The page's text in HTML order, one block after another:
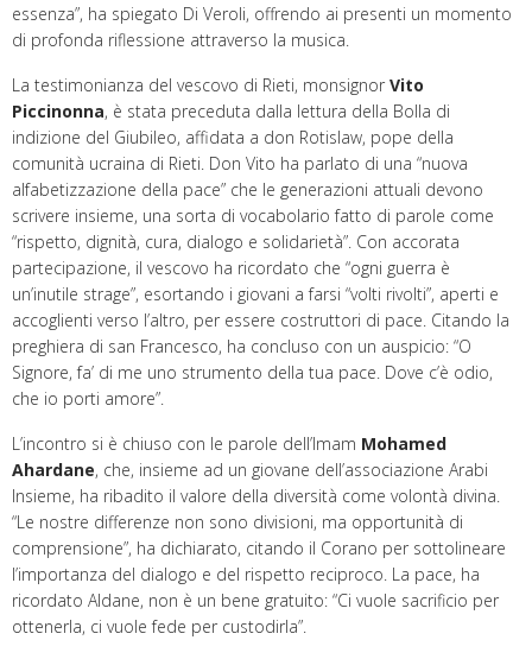
essenza”, ha spiegato Di Veroli, offrendo ai presenti un momento
di profonda riflessione attraverso la musica.
La testimonianza del vescovo di Rieti, monsignor Vito
Piccinonna, è stata preceduta dalla lettura della Bolla di
indizione del Giubileo, affidata a don Rotislaw, pope della
comunità ucraina di Rieti. Don Vito ha parlato di una “nuova
alfabetizzazione della pace” che le generazioni attuali devono
scrivere insieme, una sorta di vocabolario fatto di parole come
“rispetto, dignità, cura, dialogo e solidarietà”. Con accorata
partecipazione, il vescovo ha ricordato che “ogni guerra è
un’inutile strage”, esortando i giovani a farsi “volti rivolti”, aperti e
accoglienti verso l’altro, per essere costruttori di pace. Citando la
preghiera di san Francesco, ha concluso con un auspicio: “O
Signore, fa’ di me uno strumento della tua pace. Dove c’è odio,
che io porti amore”.
L’incontro si è chiuso con le parole dell’Imam Mohamed
Ahardane, che, insieme ad un giovane dell’associazione Arabi
Insieme, ha ribadito il valore della diversità come volontà divina.
“Le nostre differenze non sono divisioni, ma opportunità di
comprensione”, ha dichiarato, citando il Corano per sottolineare
l’importanza del dialogo e del rispetto reciproco. La pace, ha
ricordato Aldane, non è un bene gratuito: “Ci vuole sacrificio per
ottenerla, ci vuole fede per custodirla”.